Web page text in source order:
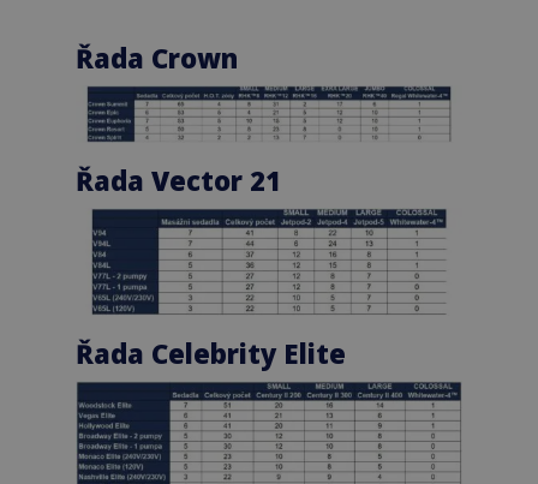
Řada Crown
Řada Vector 21
Řada Celebrity Elite